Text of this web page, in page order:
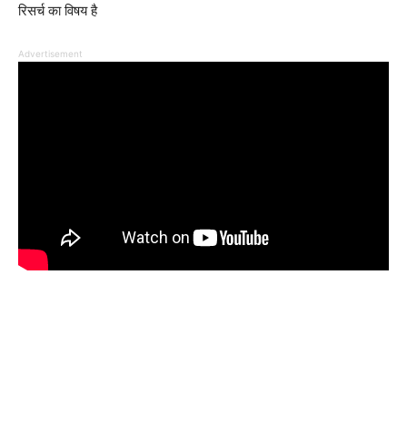
रिसर्च का विषय है
Advertisement